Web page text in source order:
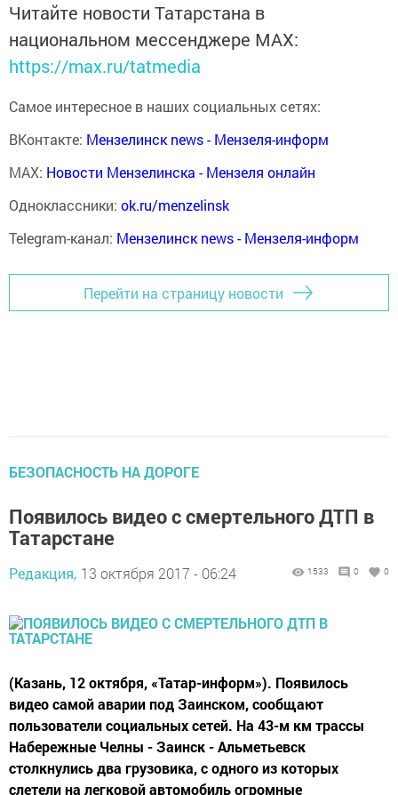
Читайте новости Татарстана в
национальном мессенджере MАХ:
https://max.ru/tatmedia
Самое интересное в наших социальных сетях:
ВКонтакте: Мензелинск news - Мензеля-информ
MAX: Новости Мензелинска - Мензеля онлайн
Одноклассники: ok.ru/menzelinsk
Telegram-канал: Мензелинск news - Мензеля-информ
Перейти на страницу новости
БЕЗОПАСНОСТЬ НА ДОРОГЕ
Появилось видео с смертельного ДТП в
Татарстане
Редакция, 13 октября 2017 - 06:24 1533 0 0
(Казань, 12 октября, «Татар-информ»). Появилось
видео самой аварии под Заинском, сообщают
пользователи социальных сетей. На 43-м км трассы
Набережные Челны - Заинск - Альметьевск
столкнулись два грузовика, с одного из которых
слетели на легковой автомобиль огромные